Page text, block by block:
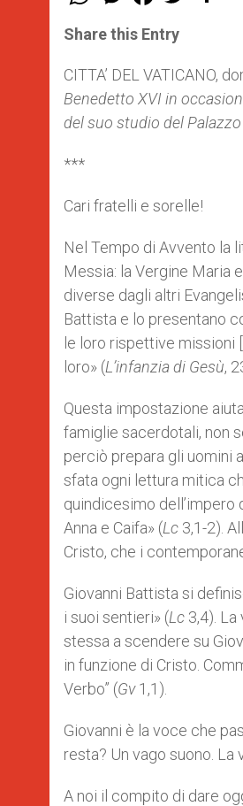
t
s
p
p
s
e
g
e
r
e
b
o
k
r
Share this Entry
CITTA’ DEL VATICANO,
Benedetto XVI in
del suo studio del
***
Cari fratelli e sorelle!
Nel Tempo di Avvento la
Messia: la Vergine Maria
diverse dagli altri
Battista e lo presentano
le loro rispettive missioni
loro» (L’infanzia di Gesù,
Questa impostazione
famiglie sacerdotali, non
perciò prepara gli uomini
sfata ogni lettura mitica
quindicesimo
Anna e Caifa» (Lc 3,1-2).
Cristo, che i
Giovanni Battista si
i suoi sentieri» (Lc 3,4).
stessa a scendere su
in funzione di Cristo.
Verbo” (Gv1,1).
Giovanni è la voce che
resta? Un vago suono. La
A noi il compito di dare